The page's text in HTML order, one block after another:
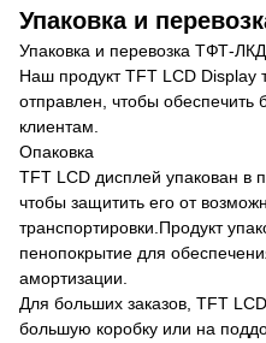
Упаковка и
Упаковка и перевозка ТФТ-
Наш продукт TFT LCD Display
отправлен, чтобы обеспечить
клиентам.
Опаковка
TFT LCD дисплей упакован в
чтобы защитить его от
транспортировки.Продукт
пенопокрытие для
амортизации.
Для больших заказов, TFT
большую коробку или на